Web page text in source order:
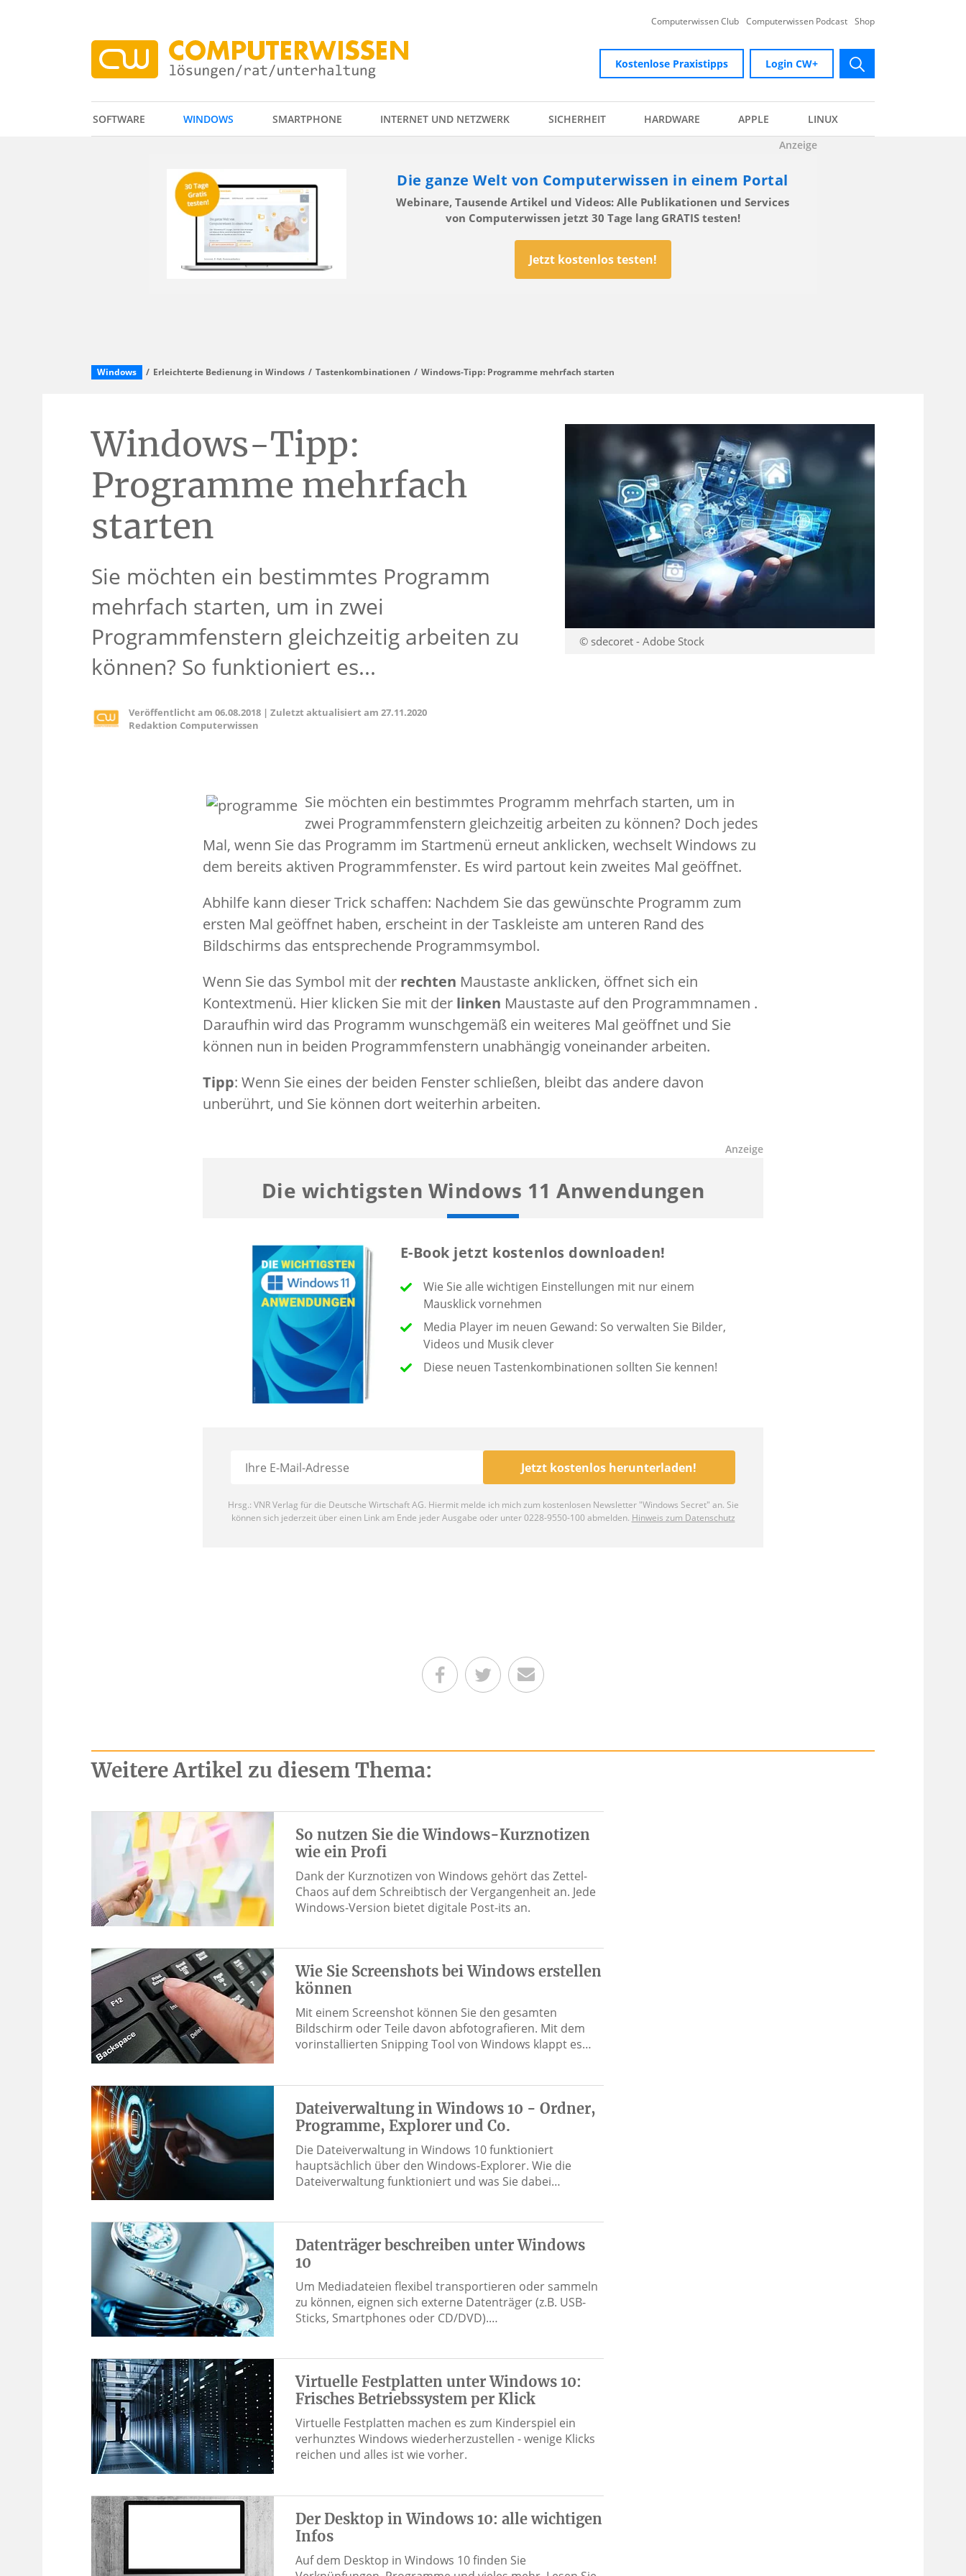
Computerwissen Club Computerwissen Podcast Shop
Kostenlose Praxistipps
Login CW+
submit
SOFTWARE WINDOWS SMARTPHONE INTERNET UND NETZWERK SICHERHEIT HARDWARE APPLE LINUX
Windows Erleichterte Bedienung in Windows Tastenkombinationen Windows-Tipp: Programme mehrfach starten
© sdecoret - Adobe Stock
Windows-Tipp:
Programme mehrfach
starten
Sie möchten ein bestimmtes Programm
mehrfach starten, um in zwei
Programmfenstern gleichzeitig arbeiten zu
können? So funktioniert es...
Veröffentlicht am 06.08.2018 | Zuletzt aktualisiert am 27.11.2020
Redaktion Computerwissen
Sie möchten ein bestimmtes Programm mehrfach starten, um in
zwei Programmfenstern gleichzeitig arbeiten zu können? Doch jedes
Mal, wenn Sie das Programm im Startmenü erneut anklicken, wechselt Windows zu
dem bereits aktiven Programmfenster. Es wird partout kein zweites Mal geöffnet.
Abhilfe kann dieser Trick schaffen: Nachdem Sie das gewünschte Programm zum
ersten Mal geöffnet haben, erscheint in der Taskleiste am unteren Rand des
Bildschirms das entsprechende Programmsymbol.
Wenn Sie das Symbol mit der rechten Maustaste anklicken, öffnet sich ein
Kontextmenü. Hier klicken Sie mit der linken Maustaste auf den Programmnamen .
Daraufhin wird das Programm wunschgemäß ein weiteres Mal geöffnet und Sie
können nun in beiden Programmfenstern unabhängig voneinander arbeiten.
Tipp: Wenn Sie eines der beiden Fenster schließen, bleibt das andere davon
unberührt, und Sie können dort weiterhin arbeiten.
Teilen auf Facebook
Teilen auf Twitter
Per E-Mail senden
Weitere Artikel zu diesem Thema:
So nutzen Sie die Windows-Kurznotizen
wie ein Profi
Dank der Kurznotizen von Windows gehört das Zettel-
Chaos auf dem Schreibtisch der Vergangenheit an. Jede
Windows-Version bietet digitale Post-its an.
Wie Sie Screenshots bei Windows erstellen
können
Mit einem Screenshot können Sie den gesamten
Bildschirm oder Teile davon abfotografieren. Mit dem
vorinstallierten Snipping Tool von Windows klappt es…
Dateiverwaltung in Windows 10 - Ordner,
Programme, Explorer und Co.
Die Dateiverwaltung in Windows 10 funktioniert
hauptsächlich über den Windows-Explorer. Wie die
Dateiverwaltung funktioniert und was Sie dabei…
Datenträger beschreiben unter Windows
10
Um Mediadateien flexibel transportieren oder sammeln
zu können, eignen sich externe Datenträger (z.B. USB-
Sticks, Smartphones oder CD/DVD).…
Virtuelle Festplatten unter Windows 10:
Frisches Betriebssystem per Klick
Virtuelle Festplatten machen es zum Kinderspiel ein
verhunztes Windows wiederherzustellen - wenige Klicks
reichen und alles ist wie vorher.
Der Desktop in Windows 10: alle wichtigen
Infos
Auf dem Desktop in Windows 10 finden Sie